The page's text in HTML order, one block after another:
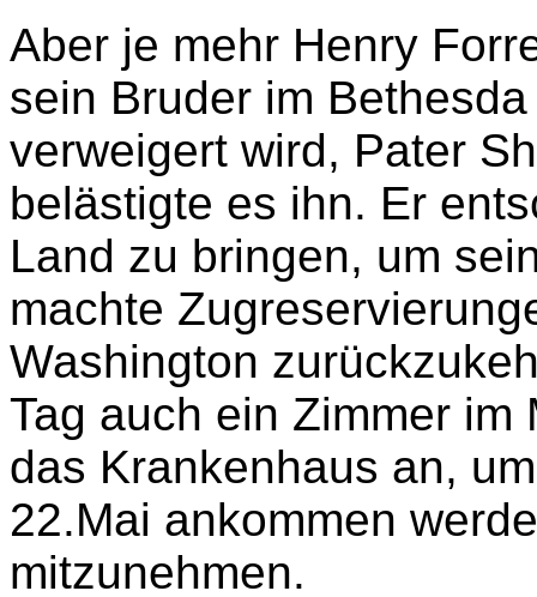
Aber je mehr Henry
sein Bruder im
verweigert wird, Pater
belästigte es ihn. Er
Land zu bringen, um
machte
Washington
Tag auch ein Zimmer
das Krankenhaus an,
22.Mai ankommen
mitzunehmen.